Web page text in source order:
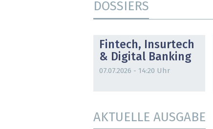
DOSSIERS
Fintech, Insurtech
& Digital Banking
07.07.2026 - 14:20 Uhr
AKTUELLE AUSGABE